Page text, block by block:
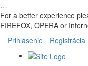
…
For a better experience
FIREFOX, OPERA or
Prihlásenie
Registrácia